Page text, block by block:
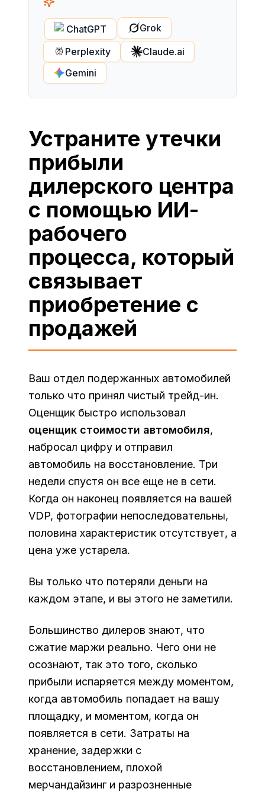
ChatGPT
Grok
Perplexity
Claude.ai
Gemini
Устраните утечки
прибыли
дилерского центра
с помощью ИИ-
рабочего
процесса, который
связывает
приобретение с
продажей
Ваш отдел подержанных автомобилей
только что принял чистый трейд-ин.
Оценщик быстро использовал
оценщик стоимости автомобиля,
набросал цифру и отправил
автомобиль на восстановление. Три
недели спустя он все еще не в сети.
Когда он наконец появляется на вашей
VDP, фотографии непоследовательны,
половина характеристик отсутствует, а
цена уже устарела.
Вы только что потеряли деньги на
каждом этапе, и вы этого не заметили.
Большинство дилеров знают, что
сжатие маржи реально. Чего они не
осознают, так это того, сколько
прибыли испаряется между моментом,
когда автомобиль попадает на вашу
площадку, и моментом, когда он
появляется в сети. Затраты на
хранение, задержки с
восстановлением, плохой
мерчандайзинг и разрозненные